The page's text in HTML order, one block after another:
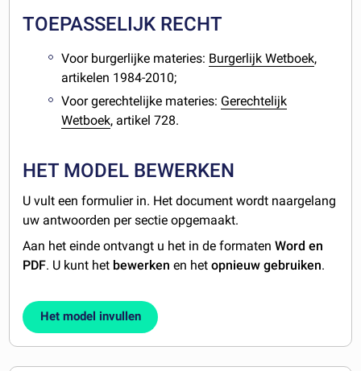
TOEPASSELIJK RECHT
Voor burgerlijke materies: Burgerlijk Wetboek,
artikelen 1984-2010;
Voor gerechtelijke materies: Gerechtelijk
Wetboek, artikel 728.
HET MODEL BEWERKEN
U vult een formulier in. Het document wordt naargelang
uw antwoorden per sectie opgemaakt.
Aan het einde ontvangt u het in de formatenWord en
PDF. U kunt het bewerken en hetopnieuw gebruiken.
Het model invullen